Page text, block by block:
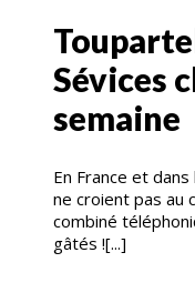
Sévices
semaine
En France et
ne croient pas au
combiné
gâtés ![...]